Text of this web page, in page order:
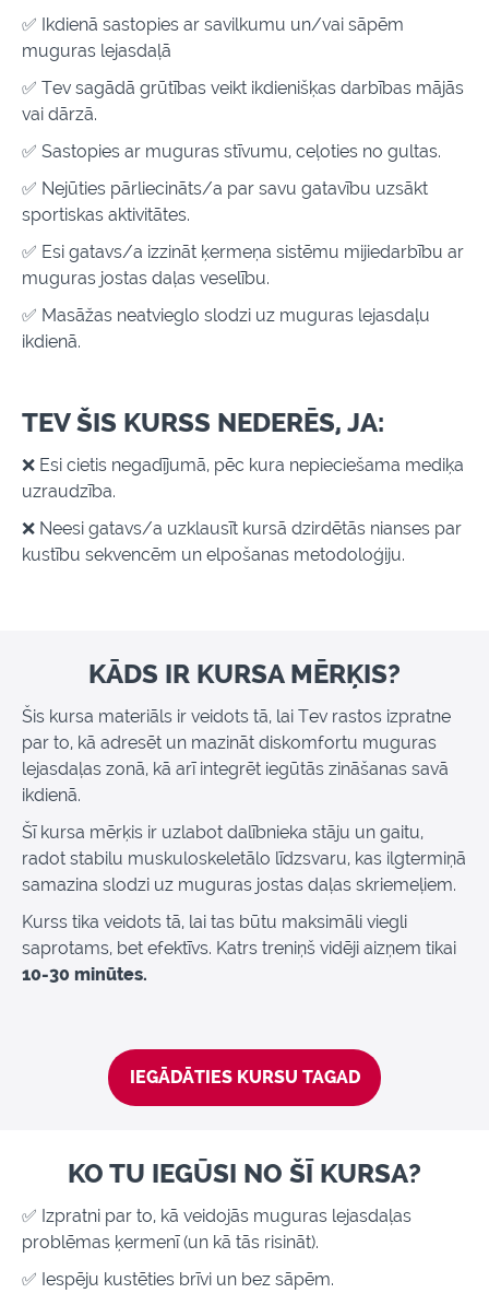
✅ Ikdienā sastopies ar savilkumu un/vai sāpēm
muguras lejasdaļā
✅ Tev sagādā grūtības veikt ikdienišķas darbības mājās
vai dārzā.
✅ Sastopies ar muguras stīvumu, ceļoties no gultas.
✅ Nejūties pārliecināts/a par savu gatavību uzsākt
sportiskas aktivitātes.
✅ Esi gatavs/a izzināt ķermeņa sistēmu mijiedarbību ar
muguras jostas daļas veselību.
✅ Masāžas neatvieglo slodzi uz muguras lejasdaļu
ikdienā.
TEV ŠIS KURSS NEDERĒS, JA:
❌ Esi cietis negadījumā, pēc kura nepieciešama mediķa
uzraudzība.
❌ Neesi gatavs/a uzklausīt kursā dzirdētās nianses par
kustību sekvencēm un elpošanas metodoloģiju.
KĀDS IR KURSA MĒRĶIS?
Šis kursa materiāls ir veidots tā, lai Tev rastos izpratne
par to, kā adresēt un mazināt diskomfortu muguras
lejasdaļas zonā, kā arī integrēt iegūtās zināšanas savā
ikdienā.
Šī kursa mērķis ir uzlabot dalībnieka stāju un gaitu,
radot stabilu muskuloskeletālo līdzsvaru, kas ilgtermiņā
samazina slodzi uz muguras jostas daļas skriemeļiem.
Kurss tika veidots tā, lai tas būtu maksimāli viegli
saprotams, bet efektīvs. Katrs treniņš vidēji aizņem tikai
10-30 minūtes.
IEGĀDĀTIES KURSU TAGAD
KO TU IEGŪSI NO ŠĪ KURSA?
✅ Izpratni par to, kā veidojās muguras lejasdaļas
problēmas ķermenī (un kā tās risināt).
✅ Iespēju kustēties brīvi un bez sāpēm.